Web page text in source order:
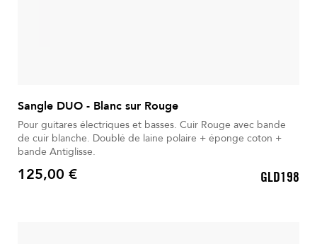
Sangle DUO - Blanc sur Rouge
Pour guitares électriques et basses. Cuir Rouge avec bande
de cuir blanche. Doublé de laine polaire + éponge coton +
bande Antiglisse.
Prix
125,00 € GLD198